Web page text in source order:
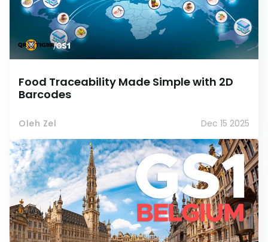
Food Traceability Made Simple with 2D
Barcodes
Oleh Zel Dec 15 2025